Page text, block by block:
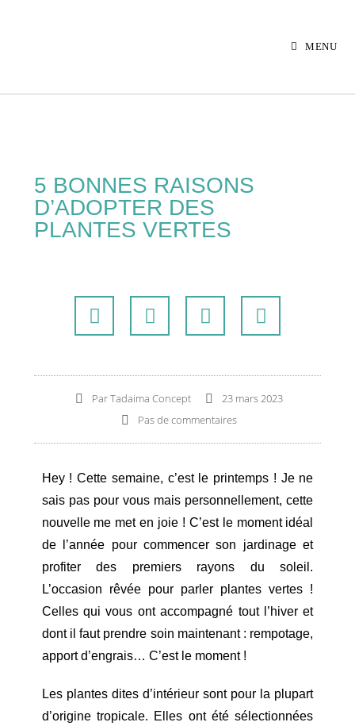
MENU
5 BONNES RAISONS
D’ADOPTER DES
PLANTES VERTES
ParTadaima Concept
23 mars 2023
Pas de commentaires
Hey ! Cette semaine, c’est le printemps ! Je ne
sais pas pour vous mais personnellement, cette
nouvelle me met en joie ! C’est le moment idéal
de l’année pour commencer son jardinage et
profiter des premiers rayons du soleil.
L’occasion rêvée pour parler plantes vertes !
Celles qui vous ont accompagné tout l’hiver et
dont il faut prendre soin maintenant : rempotage,
apport d’engrais… C’est le moment !
Les plantes dites d’intérieur sont pour la plupart
d’origine tropicale. Elles ont été sélectionnées